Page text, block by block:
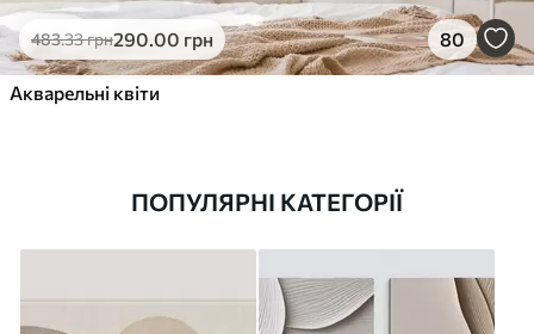
483.33грн290.00 грн 80
Акварельні квіти
ПОПУЛЯРНІ КАТЕГОРІЇ